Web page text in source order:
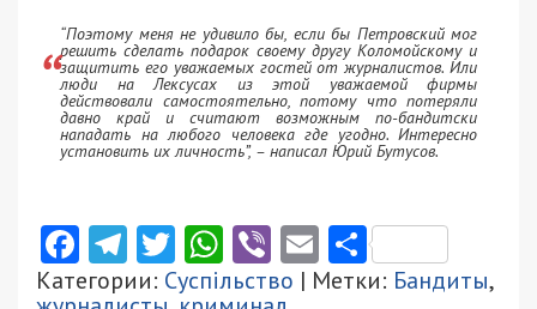
“Поэтому меня не удивило бы, если бы Петровский мог
решить сделать подарок своему другу Коломойскому и
защитить его уважаемых гостей от журналистов. Или
люди на Лексусах из этой уважаемой фирмы
действовали самостоятельно, потому что потеряли
давно край и считают возможным по-бандитски
нападать на любого человека где угодно. Интересно
установить их личность”, – написал Юрий Бутусов.
Facebook
Telegram
Twitter
WhatsApp
ViberEmail
Категории: Суспільство | Метки: Бандиты,